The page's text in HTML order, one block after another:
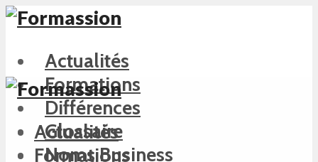
Actualités
Formations
Différences
Glossaire
Noms Business
Actualités
Formations